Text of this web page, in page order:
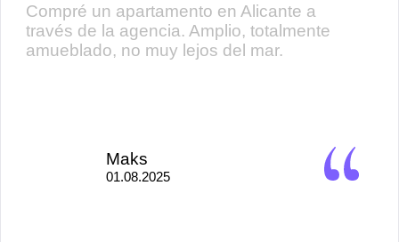
Compré un apartamento en Alicante a
través de la agencia. Amplio, totalmente
amueblado, no muy lejos del mar.
Maks
01.08.2025